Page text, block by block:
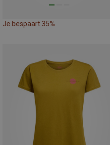
Je bespaart 35%